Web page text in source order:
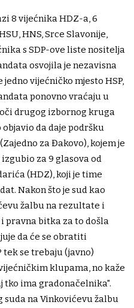
8 vijećnika HDZ-a, 6
HNS, Srce Slavonije,
s SDP-ove liste nositelja
osvojila je nezavisna
vijećničko mjesto HSP,
ponovno vraćaju u
drugog izbornog kruga
da daje podršku
za Đakovo), kojem je
za 9 glasova od
(HDZ), koji je time
Nakon što je sud kao
žalbu na rezultate i
pravna bitka za to došla
da će se obratiti
tek se trebaju (javno)
klupama, no kaže
tko ima gradonačelnika".
suda na Vinkovićevu žalbu